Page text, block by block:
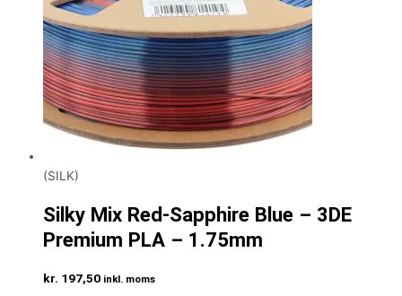
(SILK)
Silky Mix Red-Sapphire Blue – 3DE
Premium PLA – 1.75mm
kr. 197,50 inkl. moms